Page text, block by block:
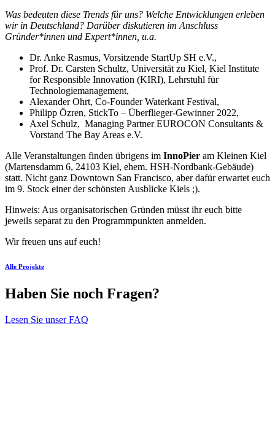
Was bedeuten diese Trends für uns? Welche Entwicklungen erleben
wir in Deutschland? Darüber diskutieren im Anschluss
Gründer*innen und Expert*innen, u.a.
Dr. Anke Rasmus, Vorsitzende StartUp SH e.V.,
Prof. Dr. Carsten Schultz, Universität zu Kiel, Kiel Institute
for Responsible Innovation (KIRI), Lehrstuhl für
Technologiemanagement,
Alexander Ohrt, Co-Founder Waterkant Festival,
Philipp Özren, StickTo – Überflieger-Gewinner 2022,
Axel Schulz, Managing Partner EUROCON Consultants &
Vorstand The Bay Areas e.V.
Alle Veranstaltungen finden übrigens im InnoPier am Kleinen Kiel
(Martensdamm 6, 24103 Kiel, ehem. HSH-Nordbank-Gebäude)
statt. Nicht ganz Downtown San Francisco, aber dafür erwartet euch
im 9. Stock einer der schönsten Ausblicke Kiels ;).
Hinweis: Aus organisatorischen Gründen müsst ihr euch bitte
jeweils separat zu den Programmpunkten anmelden.
Wir freuen uns auf euch!
Alle Projekte
Haben Sie noch Fragen?
Lesen Sie unser FAQ